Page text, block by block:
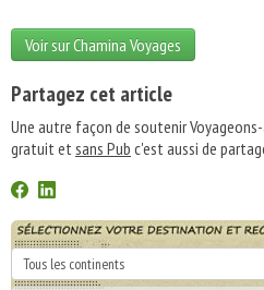
Voir sur Chamina Voyages
Partagez cet article
Une autre façon de soutenir
gratuit etsans Pub c'est aussi de